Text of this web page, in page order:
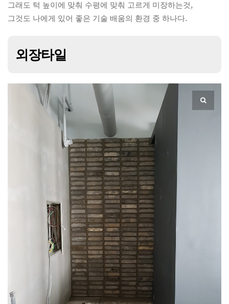
그래도 턱 높이에 맞춰 수평에 맞춰 고르게 미장하는것,
그것도 나에게 있어 좋은 기술 배움의 환경 중 하나다.
외장타일